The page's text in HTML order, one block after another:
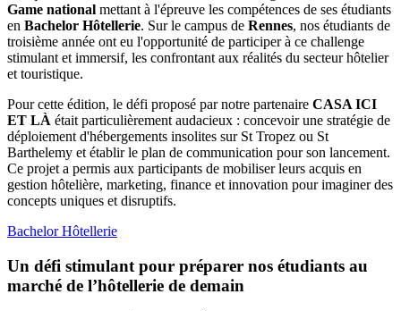
Game national mettant à l'épreuve les compétences de ses étudiants
en Bachelor Hôtellerie. Sur le campus de Rennes, nos étudiants de
troisième année ont eu l'opportunité de participer à ce challenge
stimulant et immersif, les confrontant aux réalités du secteur hôtelier
et touristique.
Pour cette édition, le défi proposé par notre partenaire CASA ICI
ET LÀ était particulièrement audacieux : concevoir une stratégie de
déploiement d'hébergements insolites sur St Tropez ou St
Barthelemy et établir le plan de communication pour son lancement.
Ce projet a permis aux participants de mobiliser leurs acquis en
gestion hôtelière, marketing, finance et innovation pour imaginer des
concepts uniques et disruptifs.
Bachelor Hôtellerie
Un défi stimulant pour préparer nos étudiants au
marché de l’hôtellerie de demain